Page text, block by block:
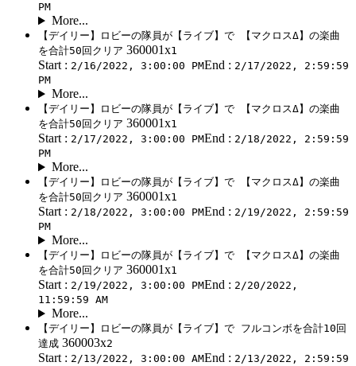
PM
More...
【デイリー】ロビーの隊員が【ライブ】で 【マクロスΔ】の楽曲
を合計50回クリア 360001x1
Start : 2/16/2022, 3:00:00 PMEnd : 2/17/2022, 2:59:59
PM
More...
【デイリー】ロビーの隊員が【ライブ】で 【マクロスΔ】の楽曲
を合計50回クリア 360001x1
Start : 2/17/2022, 3:00:00 PMEnd : 2/18/2022, 2:59:59
PM
More...
【デイリー】ロビーの隊員が【ライブ】で 【マクロスΔ】の楽曲
を合計50回クリア 360001x1
Start : 2/18/2022, 3:00:00 PMEnd : 2/19/2022, 2:59:59
PM
More...
【デイリー】ロビーの隊員が【ライブ】で 【マクロスΔ】の楽曲
を合計50回クリア 360001x1
Start : 2/19/2022, 3:00:00 PMEnd : 2/20/2022,
11:59:59 AM
More...
【デイリー】ロビーの隊員が【ライブ】で フルコンボを合計10回
達成 360003x2
Start : 2/13/2022, 3:00:00 AMEnd : 2/13/2022, 2:59:59